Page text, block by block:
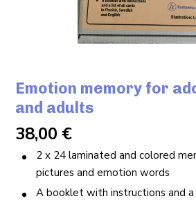
Emotion memory for
and adults
38,00 €
2 x 24 laminated and colored
pictures and emotion words
A booklet with instructions and a